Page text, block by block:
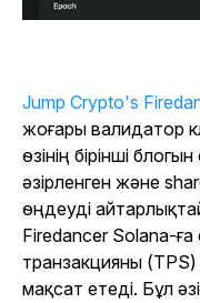
Jump Crypto's
жоғары валидатор
өзінің бірінші
әзірленген және
өңдеуді
Firedancer Solana-
транзакцияны (TPS)
мақсат етеді. Бұл